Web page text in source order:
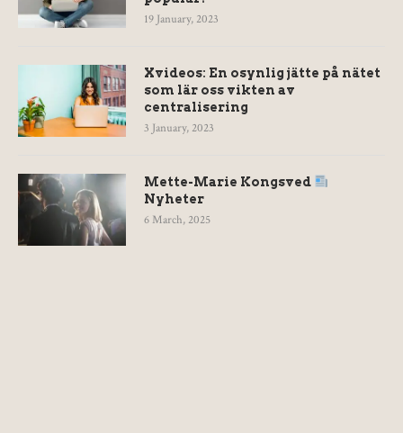
19 January, 2023
Xvideos: En osynlig jätte på nätet
som lär oss vikten av
centralisering
3 January, 2023
Mette-Marie Kongsved
Nyheter
6 March, 2025